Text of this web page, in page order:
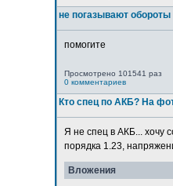
не погазывают обороты
помогите
Просмотрено 101541 раз
0 комментариев
Кто спец по АКБ? На
Я не спец в АКБ... хочу
порядка 1.23,
Вложения